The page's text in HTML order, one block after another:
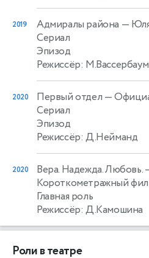
2019 Адмиралы района —
Сериал
Эпизод
Режиссёр: М.Вассербаум
2020 Первый отдел —
Сериал
Эпизод
Режиссёр: Д.Нейманд
2020 Вера. Надежда. Любовь.
Короткометражный
Главная роль
Режиссёр: Д.Камошина
Роли в театре